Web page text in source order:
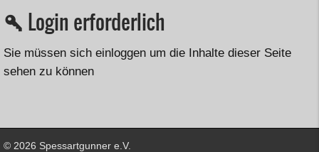
Login erforderlich
Sie müssen sich einloggen um die Inhalte dieser Seite
sehen zu können
© 2026 Spessartgunner e.V.